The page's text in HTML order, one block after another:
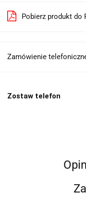
Pobierz produkt do
Zamówienie
Zostaw telefon